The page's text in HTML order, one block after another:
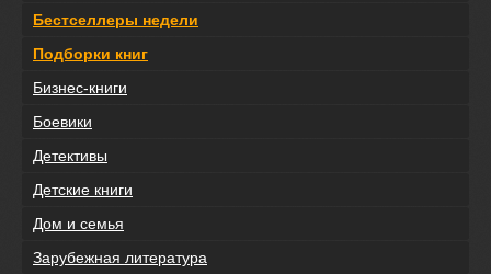
Бестселлеры недели
Подборки книг
Бизнес-книги
Боевики
Детективы
Детские книги
Дом и семья
Зарубежная литература